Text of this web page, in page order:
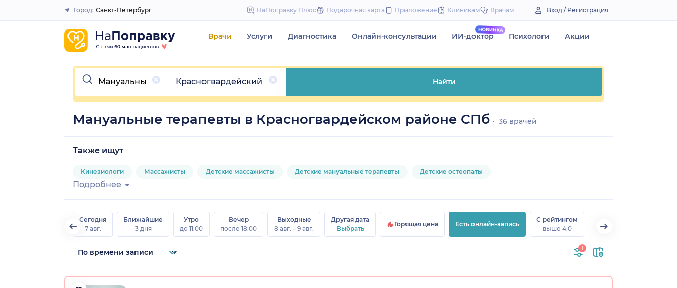
to
Закрыть
Город: Санкт-Петербург НаПоправку Плюс Подарочная карта Приложение Клиникам Врачам Вход / Регистрация
Врачи Услуги Диагностика Онлайн-консультации ИИ-доктор Психологи Акции
Очистить
Красногвардейский
Найти
Мануальные терапевты в Красногвардейском районе СПб 36 врачей
Также ищут
Кинезиологи Массажисты Детские массажисты Детские мануальные терапевты Детские остеопаты
Подробнее
Сегодня
7 авг.
Ближайшие
3 дня
Утро
до 11:00
Вечер
после 18:00
Выходные
8 авг. – 9 авг.
Другая дата
Выбрать
Горящая цена Есть онлайн-запись
С рейтингом
выше 4.0
1